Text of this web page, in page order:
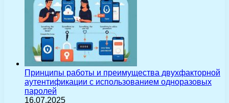
Принципы работы и преимущества двухфакторной
аутентификации с использованием одноразовых
паролей
16.07.2025